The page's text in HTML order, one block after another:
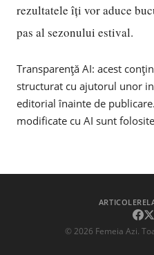
rezultatele îți vor aduce
pas al sezonului estival.
Transparență AI: acest
structurat cu ajutorul unor
editorial înainte de
modificate cu AI sunt
ARTICOLE
©2026 Femeia Azi.